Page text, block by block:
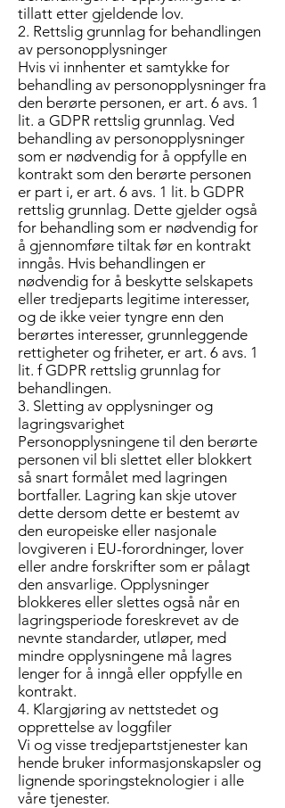
tillatt etter gjeldende lov.
2. Rettslig grunnlag for behandlingen
av personopplysninger
Hvis vi innhenter et samtykke for
behandling av personopplysninger fra
den berørte personen, er art. 6 avs. 1
lit. a GDPR rettslig grunnlag. Ved
behandling av personopplysninger
som er nødvendig for å oppfylle en
kontrakt som den berørte personen
er part i, er art. 6 avs. 1 lit. b GDPR
rettslig grunnlag. Dette gjelder også
for behandling som er nødvendig for
å gjennomføre tiltak før en kontrakt
inngås. Hvis behandlingen er
nødvendig for å beskytte selskapets
eller tredjeparts legitime interesser,
og de ikke veier tyngre enn den
berørtes interesser, grunnleggende
rettigheter og friheter, er art. 6 avs. 1
lit. f GDPR rettslig grunnlag for
behandlingen.
3. Sletting av opplysninger og
lagringsvarighet
Personopplysningene til den berørte
personen vil bli slettet eller blokkert
så snart formålet med lagringen
bortfaller. Lagring kan skje utover
dette dersom dette er bestemt av
den europeiske eller nasjonale
lovgiveren i EU-forordninger, lover
eller andre forskrifter som er pålagt
den ansvarlige. Opplysninger
blokkeres eller slettes også når en
lagringsperiode foreskrevet av de
nevnte standarder, utløper, med
mindre opplysningene må lagres
lenger for å inngå eller oppfylle en
kontrakt.
4. Klargjøring av nettstedet og
opprettelse av loggfiler
Vi og visse tredjepartstjenester kan
hende bruker informasjonskapsler og
lignende sporingsteknologier i alle
våre tjenester.